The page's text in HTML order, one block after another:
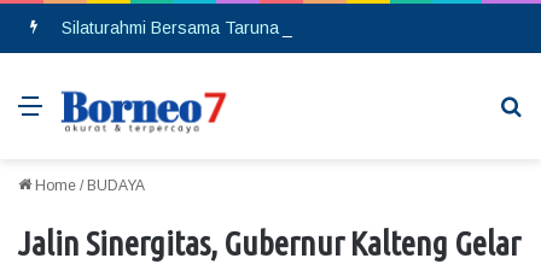
Menu
Home / BUDAYA
Jalin Sinergitas, Gubernur Kalteng Gelar